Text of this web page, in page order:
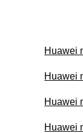
Huawei
Huawei
Huawei
Huawei